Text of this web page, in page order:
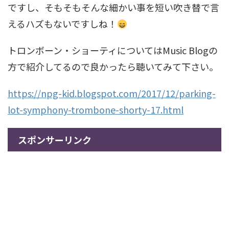
ですし、そもそもそんな細かい事を短い吹き替で言
えるハズもないですしね！
トロンボーン・ショーティについてはMusic Blogの
方で紹介してるので良かったら聴いてみて下さい。
https://npg-kid.blogspot.com/2017/12/parking-
lot-symphony-trombone-shorty-17.html
スポンサーリンク